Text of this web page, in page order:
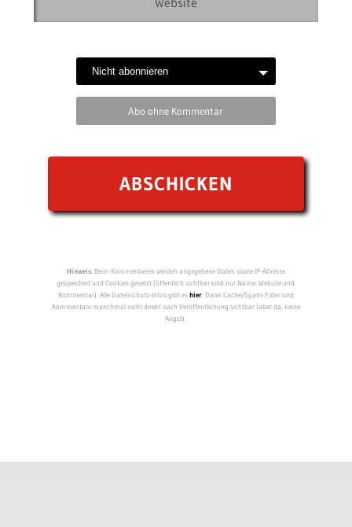
Abo ohne Kommentar
Hinweis:Beim Kommentieren werden angegebene Daten sowie IP-Adresse
gespeichert und Cookies gesetzt (öffentlich sichtbar sind nur Name, Website und
Kommentar). Alle Datenschutz-Infos gibt eshier. Dank Cache/Spam-Filter sind
Kommentare manchmal nicht direkt nach Veröffentlichung sichtbar (aber da, keine
Angst).